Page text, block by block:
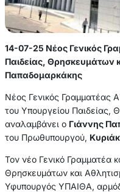
14-07-25 Νέος Γενικός
Παιδείας, Θρησκευμάτων
Παπαδομαρκάκης
Νέος Γενικός Γραμματέας
του Υπουργείου Παιδείας,
αναλαμβάνει ο Γιάννης
του Πρωθυπουργού,
Τον νέο Γενικό Γραμματέα
Θρησκευμάτων και
Υφυπουργός ΥΠΑΙΘΑ,